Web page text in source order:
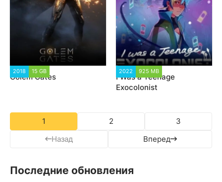
2018 15 GB
Golem Gates
2022 925 MB
I Was a Teenage
Exocolonist
Назад
1 2
3
Вперед
Последние обновления